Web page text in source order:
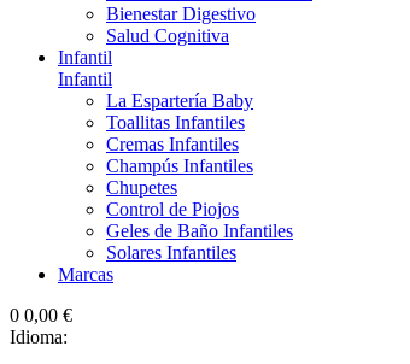
Bienestar Digestivo
Salud Cognitiva
Infantil
Infantil
La Espartería Baby
Toallitas Infantiles
Cremas Infantiles
Champús Infantiles
Chupetes
Control de Piojos
Geles de Baño Infantiles
Solares Infantiles
Marcas
0 0,00 €
Idioma: